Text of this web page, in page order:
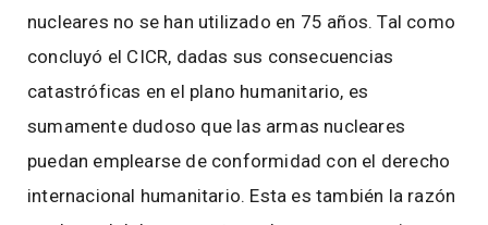
nucleares no se han utilizado en 75 años. Tal como
concluyó el CICR, dadas sus consecuencias
catastróficas en el plano humanitario, es
sumamente dudoso que las armas nucleares
puedan emplearse de conformidad con el derecho
internacional humanitario. Esta es también la razón